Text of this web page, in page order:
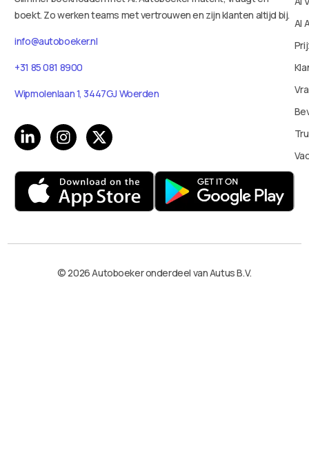
boekt. Zo werken teams met vertrouwen en zijn klanten altijd bij.
info@autoboeker.nl
+31 85 081 8900
Wipmolenlaan 1, 3447GJ Woerden
AI
© 2026 Autoboeker onderdeel van Autus B.V.